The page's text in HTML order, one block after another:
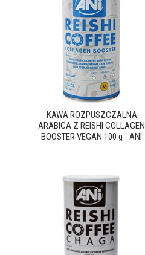
KAWA ROZPUSZCZALNA
ARABICA Z REISHI COLLAGEN
BOOSTER VEGAN 100 g - ANI